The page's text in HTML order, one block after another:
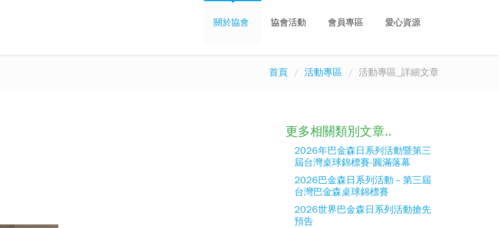
關於協會 協會活動 會員專區 愛心資源
首頁 活動專區 活動專區_詳細文章
更多相關類別文章..
2026年巴金森日系列活動暨第三
屆台灣桌球錦標賽-圓滿落幕
2026巴金森日系列活動－第三屆
台灣巴金森桌球錦標賽
2026世界巴金森日系列活動搶先
預告